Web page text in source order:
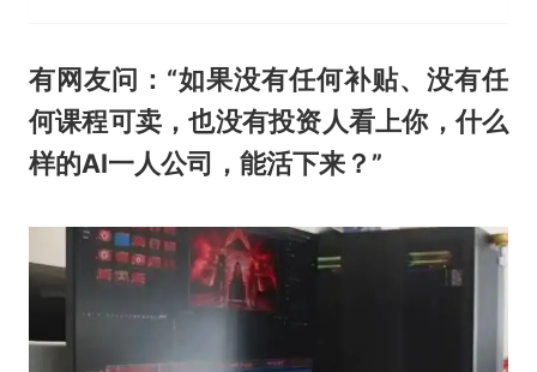
有网友问：“如果没有任何补贴、没有任
何课程可卖，也没有投资人看上你，什么
样的AI一人公司，能活下来？”